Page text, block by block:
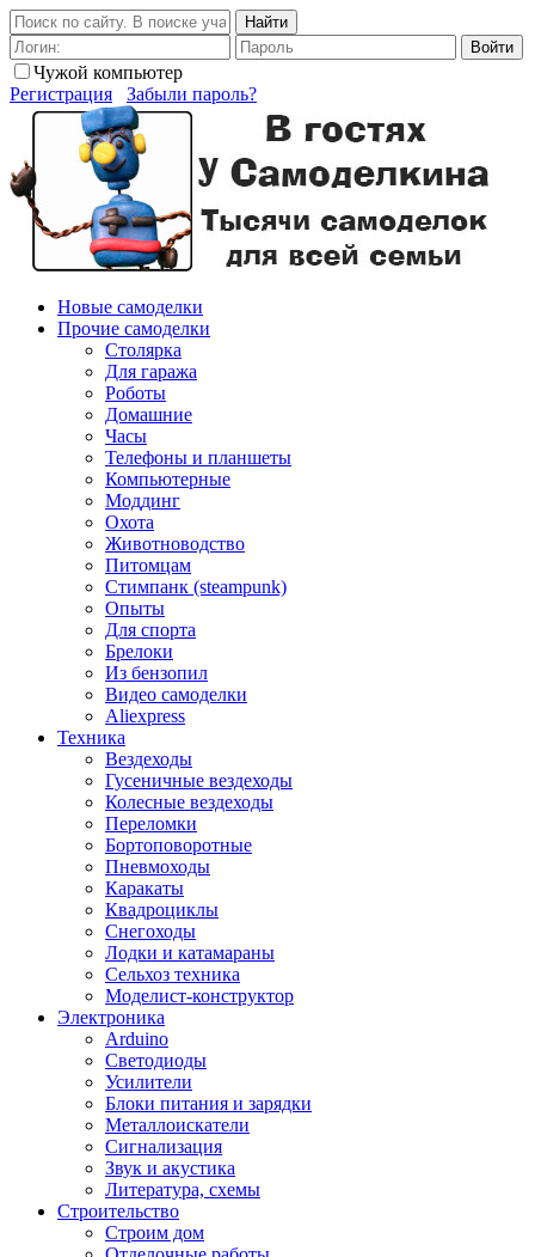
Найти
Войти
Чужой компьютер
Регистрация
Забыли пароль?
Новые самоделки
Прочие самоделки
Столярка
Для гаража
Роботы
Домашние
Часы
Телефоны и планшеты
Компьютерные
Моддинг
Охота
Животноводство
Питомцам
Стимпанк (steampunk)
Опыты
Для спорта
Брелоки
Из бензопил
Видео самоделки
Aliexpress
Техника
Вездеходы
Гусеничные вездеходы
Колесные вездеходы
Переломки
Бортоповоротные
Пневмоходы
Каракаты
Квадроциклы
Снегоходы
Лодки и катамараны
Сельхоз техника
Моделист-конструктор
Электроника
Arduino
Светодиоды
Усилители
Блоки питания и зарядки
Металлоискатели
Сигнализация
Звук и акустика
Литература, схемы
Строительство
Строим дом